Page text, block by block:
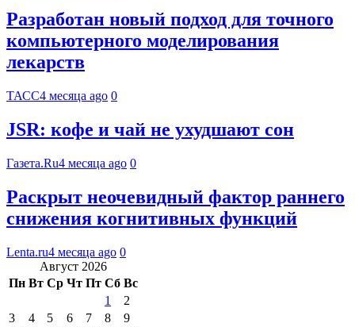
Разработан новый подход для точного
компьютерного моделирования
лекарств
ТАСС4 месяца ago 0
JSR: кофе и чай не ухудшают сон
Газета.Ru4 месяца ago 0
Раскрыт неочевидный фактор раннего
снижения когнитивных функций
Lenta.ru4 месяца ago 0
Август 2026
Пн Вт Ср Чт Пт Сб Вс
1
2
3
4 5 6 7 8
9